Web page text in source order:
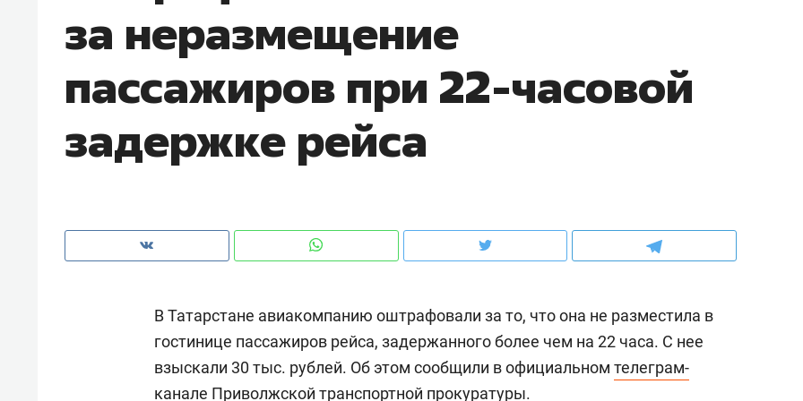
за неразмещение
пассажиров при 22-часовой
задержке рейса
В Татарстане авиакомпанию оштрафовали за то, что она не разместила в
гостинице пассажиров рейса, задержанного более чем на 22 часа. С нее
взыскали 30 тыс. рублей. Об этом сообщили в официальном телеграм-
канале Приволжской транспортной прокуратуры.
чем интересен Оман?
клиентах и чудных запросах мастеров
Рекомендуем
Падел, фитнес, танцы и даже
ниндзя-зал: как ТРЦ «Франт»
стал Меккой для любителей
Рекомендуем
Психотерапевт «Фороса»:
«Директорский невроз» –
когда человек не считает
Рекомендуем
Дизайнер-прораб
Наседкина: «Ремонт